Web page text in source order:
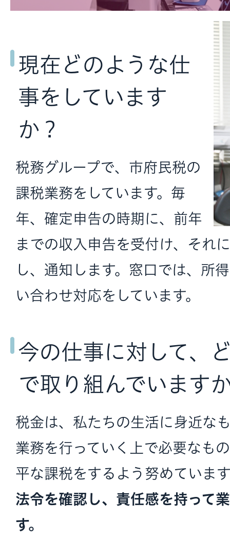
現在どのような仕
事をしています
か？
税務グループで、市府民税の
課税業務をしています。毎
年、確定申告の時期に、前年
までの収入申告を受付け、それ
し、通知します。窓口では、所
い合わせ対応をしています。
今の仕事に対して、
で取り組んでいます
税金は、私たちの生活に身近な
業務を行っていく上で必要なも
平な課税をするよう努めていま
法令を確認し、責任感を持って
す。